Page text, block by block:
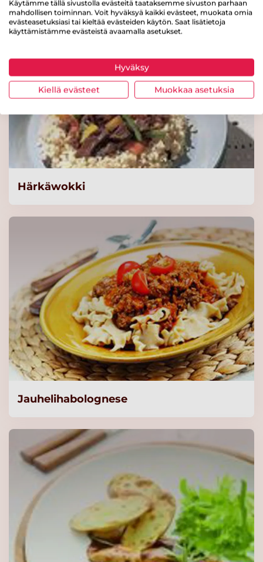
Lue lisää
runsaskuituinen 3 kg
Lue lisää
KNORR Lasagnette
Täysjyvä Luomu 3 kg
Lue lisää
Lue lisää
Knorr Kanaliemi,
vähäsuolainen 1 kg /125 L
Lue lisää
Knorr Kasvisliemi,
vähäsuolainen 1kg/125L
Lue lisää
Knorr Lihaliemi,
vähäsuolainen 1kg/125L
Lue lisää
vähäsuolainen 5kg/625L
Lue lisää
Knorr Kasvisliemi,
vähäsuolainen 5kg/625L
Härkäwokki
Jauhelihabolognese
Käytämme tällä sivustolla evästeitä taataksemme sivuston parhaan
mahdollisen toiminnan. Voit hyväksyä kaikki evästeet, muokata omia
evästeasetuksiasi tai kieltää evästeiden käytön. Saat lisätietoja
käyttämistämme evästeistä avaamalla asetukset.
Hyväksy
Kiellä evästeet Muokkaa asetuksia